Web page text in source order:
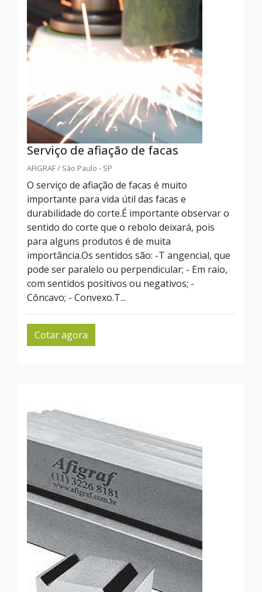
Serviço de afiação de facas
AFIGRAF / São Paulo - SP
O serviço de afiação de facas é muito
importante para vida útil das facas e
durabilidade do corte.É importante observar o
sentido do corte que o rebolo deixará, pois
para alguns produtos é de muita
importância.Os sentidos são: -T angencial, que
pode ser paralelo ou perpendicular; - Em raio,
com sentidos positivos ou negativos; -
Côncavo; - Convexo.T...
Cotar agora